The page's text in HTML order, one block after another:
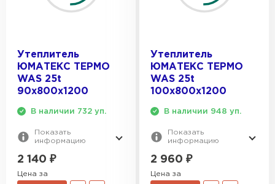
Утеплитель
ЮМАТЕКС ТЕРМО
WAS 25t
90х800х1200
В наличии 732 уп.
Показать
информацию
2 140 ₽
Цена за
Утеплитель
ЮМАТЕКС ТЕРМО
WAS 25t
100х800х1200
В наличии 948 уп.
Показать
информацию
2 960 ₽
Цена за
ВСЕ ПРОИЗВОДИТЕЛИ